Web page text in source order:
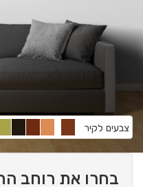
צבעים לקיר
בחרו את רוחב